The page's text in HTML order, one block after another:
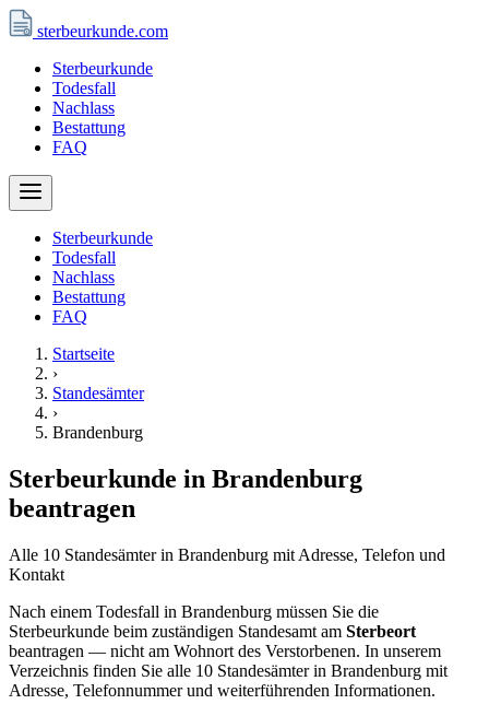
sterbeurkunde.com
Sterbeurkunde
Todesfall
Nachlass
Bestattung
FAQ
Sterbeurkunde
Todesfall
Nachlass
Bestattung
FAQ
Startseite
›
Standesämter
›
Brandenburg
Sterbeurkunde in Brandenburg
beantragen
Alle 10 Standesämter in Brandenburg mit Adresse, Telefon und
Kontakt
Nach einem Todesfall in Brandenburg müssen Sie die
Sterbeurkunde beim zuständigen Standesamt am Sterbeort
beantragen — nicht am Wohnort des Verstorbenen. In unserem
Verzeichnis finden Sie alle 10 Standesämter in Brandenburg mit
Adresse, Telefonnummer und weiterführenden Informationen.